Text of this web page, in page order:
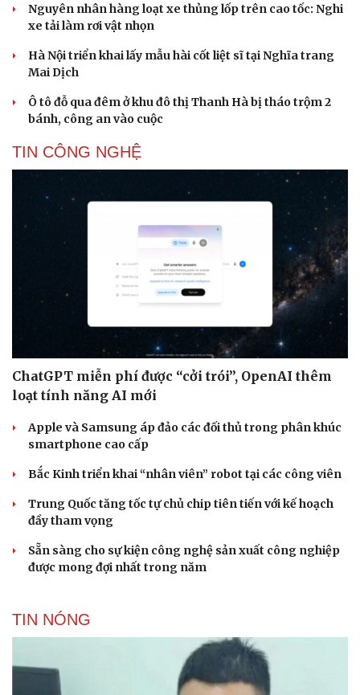
Nguyên nhân hàng loạt xe thủng lốp trên cao tốc: Nghi
xe tải làm rơi vật nhọn
Hà Nội triển khai lấy mẫu hài cốt liệt sĩ tại Nghĩa trang
Mai Dịch
Ô tô đỗ qua đêm ở khu đô thị Thanh Hà bị tháo trộm 2
bánh, công an vào cuộc
TIN CÔNG NGHỆ
ChatGPT miễn phí được “cởi trói”, OpenAI thêm
loạt tính năng AI mới
Apple và Samsung áp đảo các đối thủ trong phân khúc
smartphone cao cấp
Bắc Kinh triển khai “nhân viên” robot tại các công viên
Trung Quốc tăng tốc tự chủ chip tiên tiến với kế hoạch
đầy tham vọng
Sẵn sàng cho sự kiện công nghệ sản xuất công nghiệp
được mong đợi nhất trong năm
TIN NÓNG